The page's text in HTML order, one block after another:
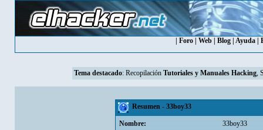
Foro| Web| Blog| Ayuda|
Tema destacado: Recopilación Tutoriales y Manuales Hacking,
Resumen - 33boy33
Nombre:
33boy33